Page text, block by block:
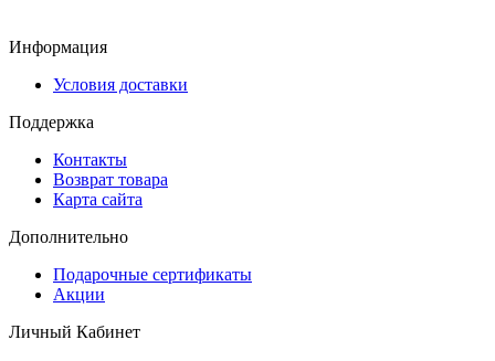
Информация
Условия доставки
Поддержка
Контакты
Возврат товара
Карта сайта
Дополнительно
Подарочные сертификаты
Акции
Личный Кабинет